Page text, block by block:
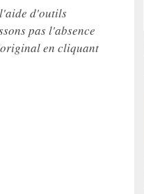
d'outils
pas l'absence
en cliquant